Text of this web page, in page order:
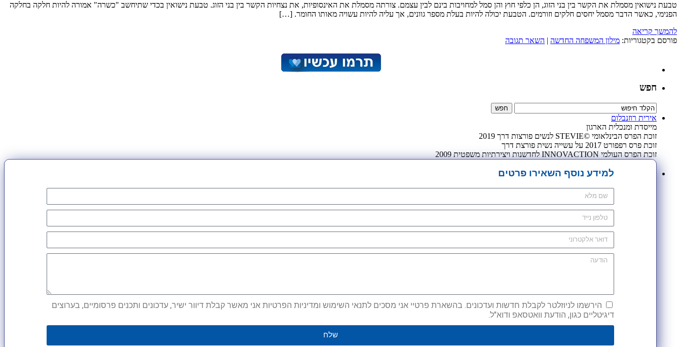
טבעת נישואין מסמלת את הקשר בין בני הזוג, הן כלפי חוץ והן סמל למחויבות בינם לבין עצמם. צורתה מסמלת את האינסופיות, את נצחיות הקשר בין בני הזוג. טבעת נישואין בכדי שתיחשב "כשרה" אמורה להיות חלקה בחלקה
הפנימי, כאשר הדבר מסמל יחסים חלקים וזורמים. הטבעת יכולה להיות בעלת מספר גוונים, אך עליה להיות עשויה מאותו החומר. […]
להמשך קריאה
פורסם בקטגוריות: מילון המשפחה החדשה | השאר תגובה
חפש
אירית רוזנבלום
מייסדת ומנכלית הארגון
זוכת הפרס הבינלאומי ©STEVIE לנשים פורצות דרך 2019
זוכת פרס רפפורט 2017 על עשייה נשית פורצת דרך
זוכת הפרס העולמי INNOVACTION לחדשנות ויצירתיות משפטית 2009
למידע נוסף השאירו פרטים
הירשמו לניוזלטר לקבלת חדשות ועדכונים. בהשארת פרטיי אני מסכים לתנאי השימוש ומדיניות הפרטיות אני מאשר קבלת דיוור ישיר, עדכונים ותכנים פרסומיים, בערוצים
דיגיטליים כגון, הודעת וואטסאפ ודוא"ל.
שלח